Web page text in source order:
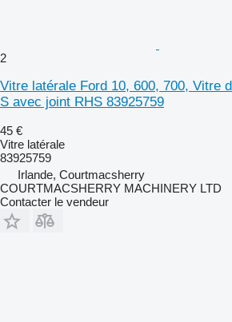
2
Vitre latérale Ford 10, 600, 700, Vitre
S avec joint RHS 83925759
45 €
Vitre latérale
83925759
Irlande, Courtmacsherry
COURTMACSHERRY MACHINERY LTD
Contacter le vendeur